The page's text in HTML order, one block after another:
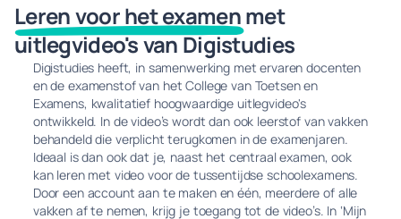
Leren voor het examenmet
uitlegvideo's van Digistudies
Digistudies heeft, in samenwerking met ervaren docenten
en de examenstof van het College van Toetsen en
Examens, kwalitatief hoogwaardige uitlegvideo's
ontwikkeld. In de video’s wordt dan ook leerstof van vakken
behandeld die verplicht terugkomen in de examenjaren.
Ideaal is dan ook dat je, naast het centraal examen, ook
kan leren met video voor de tussentijdse schoolexamens.
Door een account aan te maken en één, meerdere of alle
vakken af te nemen, krijg je toegang tot de video’s. In ‘Mijn